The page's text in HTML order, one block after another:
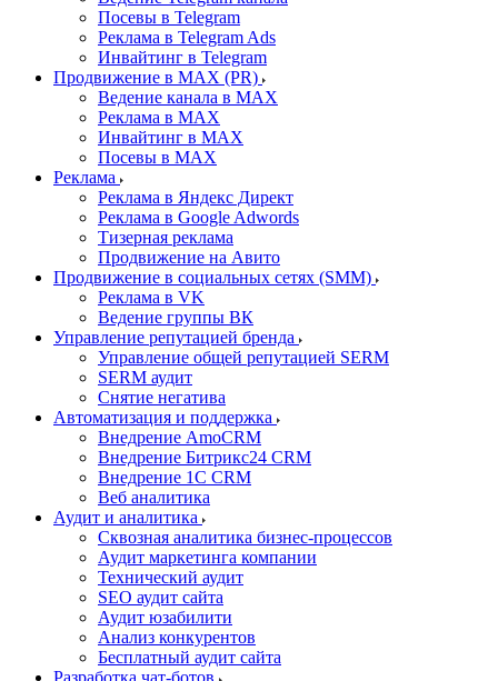
Посевы в Telegram
Реклама в Telegram Ads
Инвайтинг в Telegram
Продвижение в MAX (PR)
Ведение канала в MAX
Реклама в MAX
Инвайтинг в MAX
Посевы в MAX
Реклама
Реклама в Яндекс Директ
Реклама в Google Adwords
Тизерная реклама
Продвижение на Авито
Продвижение в социальных сетях (SMM)
Реклама в VK
Ведение группы ВК
Управление репутацией бренда
Управление общей репутацией SERM
SERM аудит
Снятие негатива
Автоматизация и поддержка
Внедрение AmoCRM
Внедрение Битрикс24 CRM
Внедрение 1C CRM
Веб аналитика
Аудит и аналитика
Сквозная аналитика бизнес-процессов
Аудит маркетинга компании
Технический аудит
SEO аудит сайта
Аудит юзабилити
Анализ конкурентов
Бесплатный аудит сайта
Разработка чат-ботов